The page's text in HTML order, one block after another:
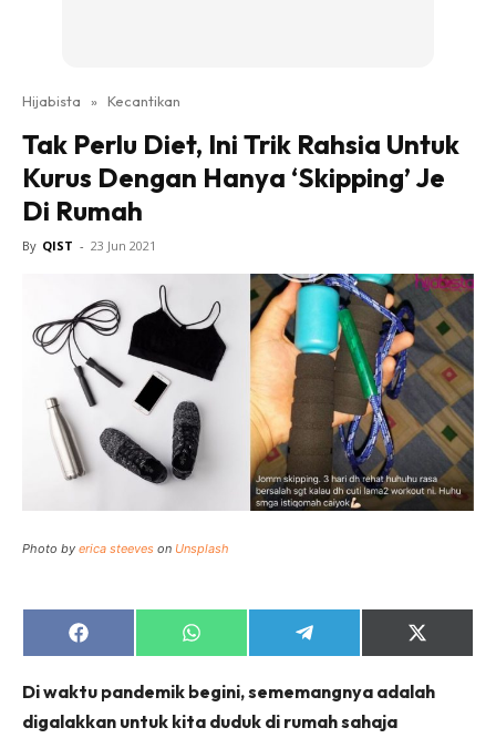
Hijabista » Kecantikan
Tak Perlu Diet, Ini Trik Rahsia Untuk
Kurus Dengan Hanya ‘Skipping’ Je
Di Rumah
By QIST - 23 Jun 2021
Photo by erica steeves on Unsplash
Share
on
Share
on
Share
on
Share
on
(Twitter)
Di waktu pandemik begini, sememangnya adalah
digalakkan untuk kita duduk di rumah sahaja